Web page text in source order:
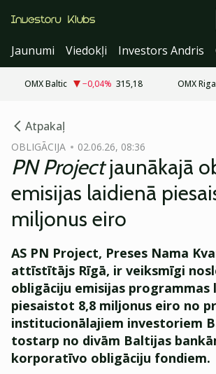
Jaunumi
Viedokļi Investors Andris
OMX Baltic −0,04% 315,18 OMX Riga
Atpakaļ
OBLIGĀCIJA 02.06.26, 08:36
PN Projectjaunākajā
emisijas laidienā
miljonus eiro
AS PN Project, Preses Nama
attīstītājs Rīgā, ir veiksmīgi
obligāciju emisijas programmas
piesaistot 8,8 miljonus eiro no
institucionālajiem investoriem
tostarp no divām Baltijas
korporatīvo obligāciju fondiem.